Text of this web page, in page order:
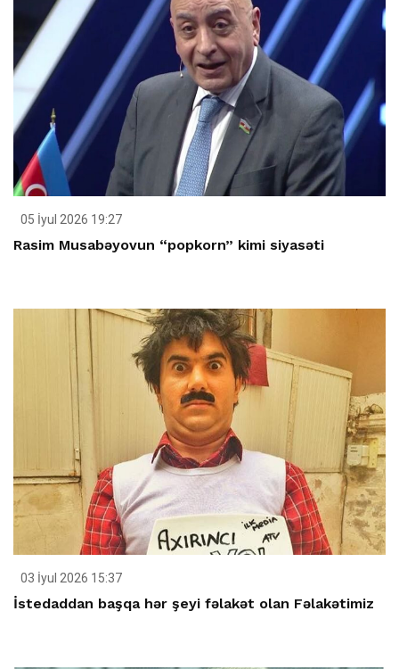
05 İyul 2026 19:27
Rasim Musabəyovun “popkorn” kimi siyasəti
03 İyul 2026 15:37
İstedaddan başqa hər şeyi fəlakət olan Fəlakətimiz